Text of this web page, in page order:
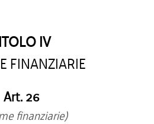
IV
FINANZIARIE
Art. 26
finanziarie)